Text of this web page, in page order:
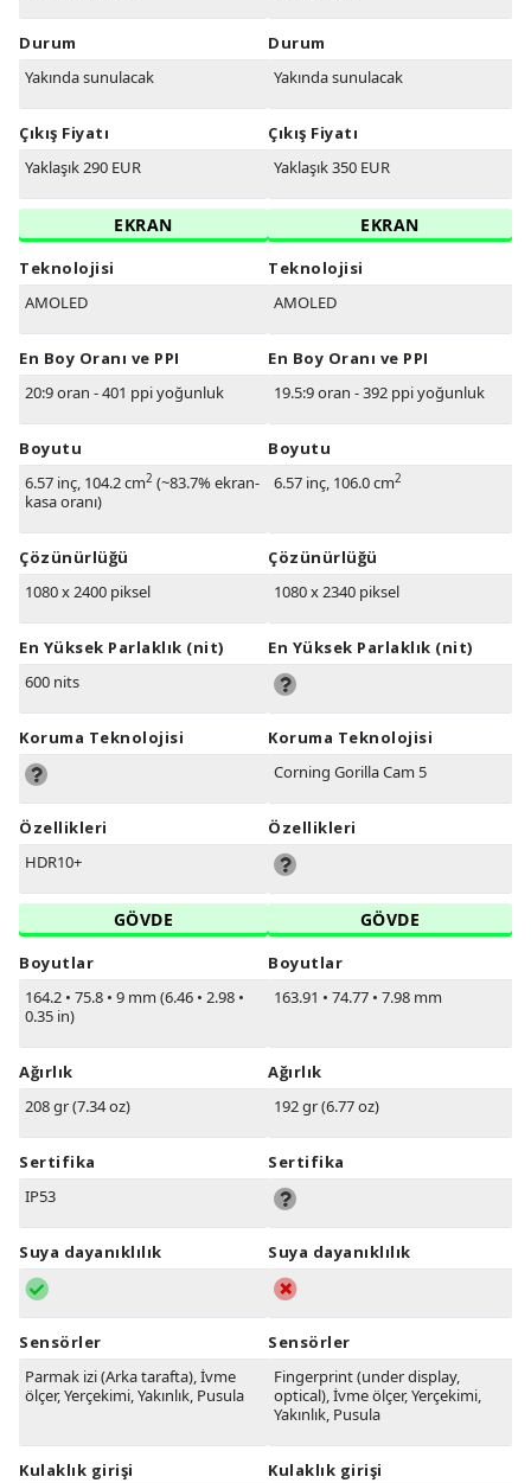
Durum
Yakında sunulacak
Çıkış Fiyatı
Yaklaşık 290 EUR
EKRAN
Teknolojisi
AMOLED
En Boy Oranı ve PPI
20:9 oran - 401 ppi yoğunluk
Boyutu
6.57 inç, 104.2 cm2 (~83.7% ekran-
kasa oranı)
Çözünürlüğü
1080 x 2400 piksel
En Yüksek Parlaklık (nit)
600 nits
Koruma Teknolojisi
Özellikleri
HDR10+
GÖVDE
Boyutlar
164.2 • 75.8 • 9 mm (6.46 • 2.98 •
0.35 in)
Ağırlık
208 gr (7.34 oz)
Sertifika
IP53
Suya dayanıklılık
Sensörler
Parmak izi (Arka tarafta), İvme
ölçer, Yerçekimi, Yakınlık, Pusula
Kulaklık girişi
Durum
Yakında sunulacak
Çıkış Fiyatı
Yaklaşık 350 EUR
EKRAN
Teknolojisi
AMOLED
En Boy Oranı ve PPI
19.5:9 oran - 392 ppi yoğunluk
Boyutu
6.57 inç, 106.0 cm2
Çözünürlüğü
1080 x 2340 piksel
En Yüksek Parlaklık (nit)
Koruma Teknolojisi
Corning Gorilla Cam 5
Özellikleri
GÖVDE
Boyutlar
163.91 • 74.77 • 7.98 mm
Ağırlık
192 gr (6.77 oz)
Sertifika
Suya dayanıklılık
Sensörler
Fingerprint (under display,
optical), İvme ölçer, Yerçekimi,
Yakınlık, Pusula
Kulaklık girişi